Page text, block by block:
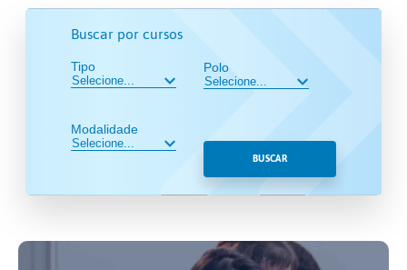
Buscar por cursos
Tipo
Modalidade
Polo
BUSCAR